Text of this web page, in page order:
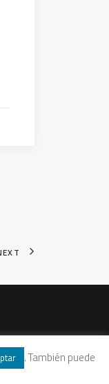
. También puede